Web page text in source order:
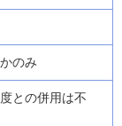
のみ
との併用は不